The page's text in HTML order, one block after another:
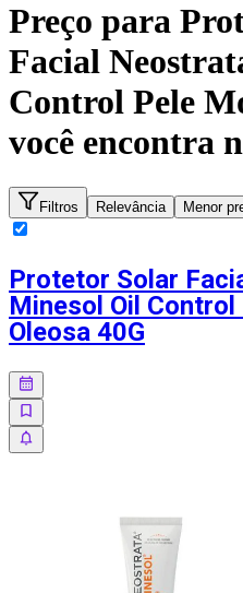
Preço para
Facial
Control Pele
você encontra
Filtros Relevância Menor
Protetor Solar
Minesol Oil Control
Oleosa 40G